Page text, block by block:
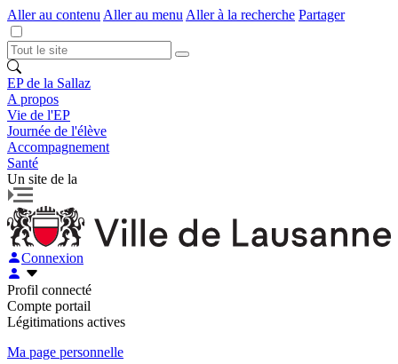
Aller au contenu Aller au menu Aller à la recherche Partager
EP de la Sallaz
A propos
Vie de l'EP
Journée de l'élève
Accompagnement
Santé
Un site de la
Connexion
Profil connecté
Compte portail
Légitimations actives
Ma page personnelle